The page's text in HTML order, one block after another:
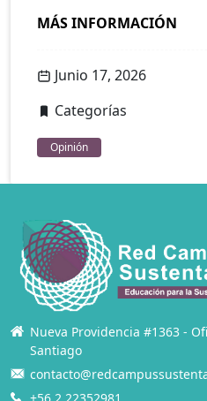
MÁS INFORMACIÓN
Junio 17, 2026
Categorías
Opinión
Nueva Providencia #1363 -
Santiago